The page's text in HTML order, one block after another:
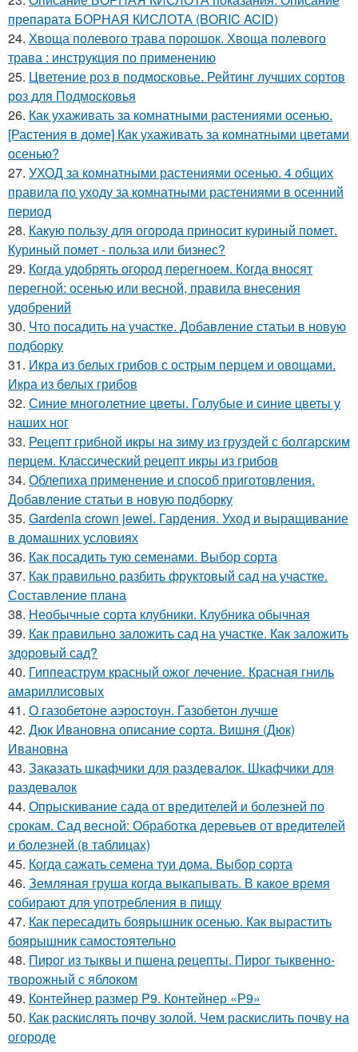
препарата БОРНАЯ КИСЛОТА (BORIC ACID)
24. Хвоща полевого трава порошок. Хвоща полевого
трава : инструкция по применению
25. Цветение роз в подмосковье. Рейтинг лучших сортов
роз для Подмосковья
26. Как ухаживать за комнатными растениями осенью.
[Растения в доме] Как ухаживать за комнатными цветами
осенью?
27. УХОД за комнатными растениями осенью. 4 общих
правила по уходу за комнатными растениями в осенний
период
28. Какую пользу для огорода приносит куриный помет.
Куриный помет - польза или бизнес?
29. Когда удобрять огород перегноем. Когда вносят
перегной: осенью или весной, правила внесения
удобрений
30. Что посадить на участке. Добавление статьи в новую
подборку
31. Икра из белых грибов с острым перцем и овощами.
Икра из белых грибов
32. Синие многолетние цветы. Голубые и синие цветы у
наших ног
33. Рецепт грибной икры на зиму из груздей с болгарским
перцем. Классический рецепт икры из грибов
34. Облепиха применение и способ приготовления.
Добавление статьи в новую подборку
35. Gardenia crown jewel. Гардения. Уход и выращивание
в домашних условиях
36. Как посадить тую семенами. Выбор сорта
37. Как правильно разбить фруктовый сад на участке.
Составление плана
38. Необычные сорта клубники. Клубника обычная
39. Как правильно заложить сад на участке. Как заложить
здоровый сад?
40. Гиппеаструм красный ожог лечение. Красная гниль
амариллисовых
41. О газобетоне аэростоун. Газобетон лучше
42. Дюк Ивановна описание сорта. Вишня (Дюк)
Ивановна
43. Заказать шкафчики для раздевалок. Шкафчики для
раздевалок
44. Опрыскивание сада от вредителей и болезней по
срокам. Сад весной: Обработка деревьев от вредителей
и болезней (в таблицах)
45. Когда сажать семена туи дома. Выбор сорта
46. Земляная груша когда выкапывать. В какое время
собирают для употребления в пищу
47. Как пересадить боярышник осенью. Как вырастить
боярышник самостоятельно
48. Пирог из тыквы и пшена рецепты. Пирог тыквенно-
творожный с яблоком
49. Контейнер размер P9. Контейнер «Р9»
50. Как раскислять почву золой. Чем раскислить почву на
огороде